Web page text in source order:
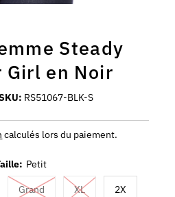
Steady
Girl en Noir
RS51067-BLK-S
calculés lors du paiement.
Petit
Grand XL 2X